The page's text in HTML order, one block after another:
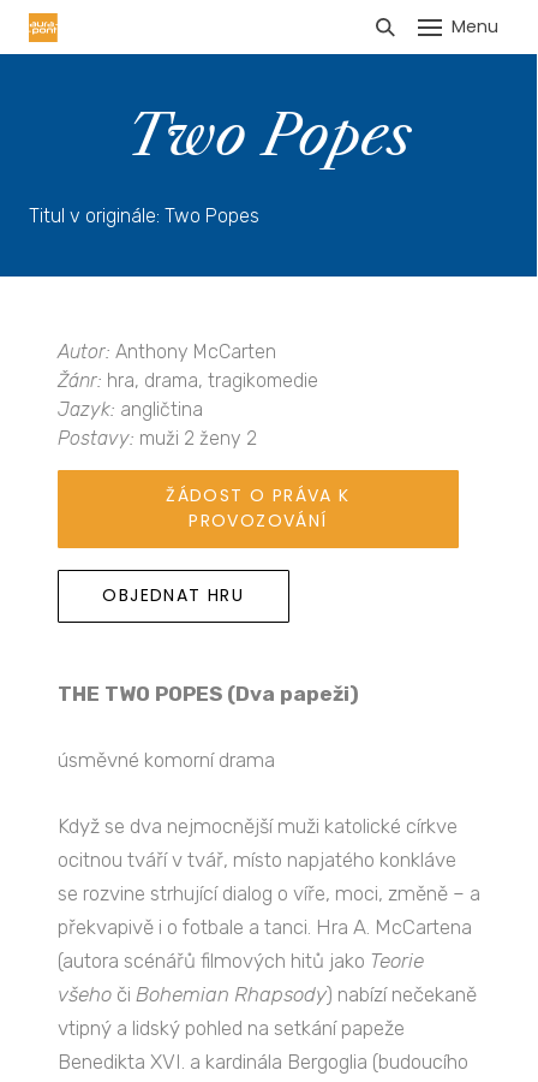
Menu
Two Popes
Titul v originále: Two Popes
Autor: Anthony McCarten
Žánr: hra, drama, tragikomedie
Jazyk: angličtina
Postavy: muži 2 ženy 2
ŽÁDOST O PRÁVA K
PROVOZOVÁNÍ
OBJEDNAT HRU
THE TWO POPES (Dva papeži)
úsměvné komorní drama
Když se dva nejmocnější muži katolické církve
ocitnou tváří v tvář, místo napjatého konkláve
se rozvine strhující dialog o víře, moci, změně – a
překvapivě i o fotbale a tanci. Hra A. McCartena
(autora scénářů filmových hitů jako Teorie
všeho či Bohemian Rhapsody) nabízí nečekaně
vtipný a lidský pohled na setkání papeže
Benedikta XVI. a kardinála Bergoglia (budoucího